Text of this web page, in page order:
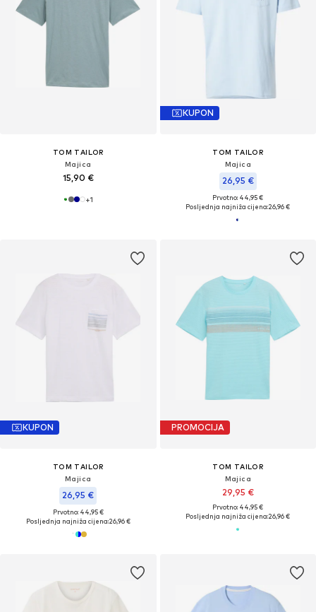
TOM TAILOR
Majica
15,90 €
+1
KUPON
TOM TAILOR
Majica
26,95 €
Prvotno: 44,95 €
Posljednja najniža cijena:26,96 €
KUPON
TOM TAILOR
Majica
26,95 €
Prvotno: 44,95 €
Posljednja najniža cijena:26,96 €
PROMOCIJA
TOM TAILOR
Majica
29,95 €
Prvotno: 44,95 €
Posljednja najniža cijena:26,96 €